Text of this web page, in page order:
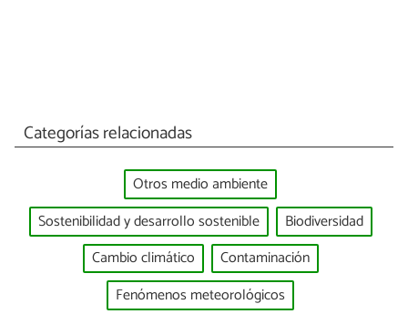
Categorías relacionadas
Otros medio ambiente
Sostenibilidad y desarrollo sostenible
Biodiversidad
Cambio climático
Contaminación
Fenómenos meteorológicos